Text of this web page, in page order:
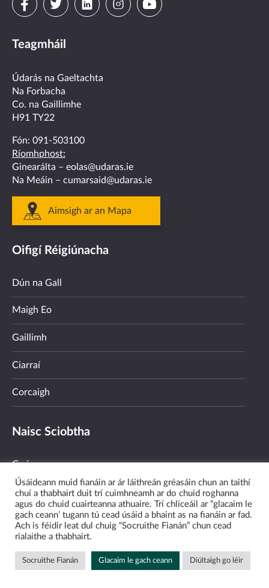
on
facebook
on
twitterlinkedin
Teagmháil
Údarás na Gaeltachta
Na Forbacha
Co. na Gaillimhe
H91 TY22
Fón: 091-503100
Ríomhphost:
Ginearálta – eolas@udaras.ie
Na Meáin – cumarsaid@udaras.ie
Aimsigh ar an Mapa
Oifigí Réigiúnacha
Dún na Gall
Maigh Eo
Gaillimh
Ciarraí
Corcaigh
Naisc Sciobtha
Gnó
Fostaíocht & Oiliúint
Pobal
Úsáideann muid fianáin ar ár láithreán gréasáin chun an taithí
chuí a thabhairt duit trí cuimhneamh ar do chuid roghanna
agus do chuid cuairteanna athuaire. Trí chliceáil ar “glacaim le
gach ceann’ tugann tú cead úsáid a bhaint as na fianáin ar fad.
Ach is féidir leat dul chuig “Socruithe Fianán” chun cead
rialaithe a thabhairt.
Socruithe Fianán Glacaim le gach ceann Diúltaigh go léir